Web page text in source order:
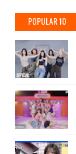
POPULAR 10